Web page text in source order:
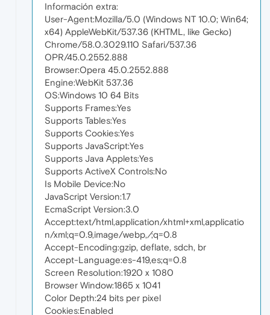
Información extra:
User-Agent:Mozilla/5.0 (Windows NT 10.0; Win64;
x64) AppleWebKit/537.36 (KHTML, like Gecko)
Chrome/58.0.3029.110 Safari/537.36
OPR/45.0.2552.888
Browser:Opera 45.0.2552.888
Engine:WebKit 537.36
OS:Windows 10 64 Bits
Supports Frames:Yes
Supports Tables:Yes
Supports Cookies:Yes
Supports JavaScript:Yes
Supports Java Applets:Yes
Supports ActiveX Controls:No
Is Mobile Device:No
JavaScript Version:1.7
EcmaScript Version:3.0
Accept:text/html,application/xhtml+xml,applicatio
n/xml;q=0.9,image/webp,/;q=0.8
Accept-Encoding:gzip, deflate, sdch, br
Accept-Language:es-419,es;q=0.8
Screen Resolution:1920 x 1080
Browser Window:1865 x 1041
Color Depth:24 bits per pixel
Cookies:Enabled